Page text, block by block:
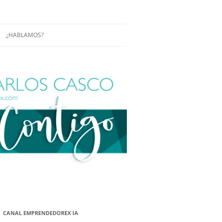
EN
DE
NUEVA
¿HABLAMOS?
CONÓCENOS UN POCO MÁS
CANAL EMPRENDEDOREX IA